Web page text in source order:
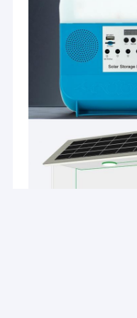
আমাদের সম্পর্কে
কারখানা ভ্রমণ
উদ্ধৃতির জন্য আবেদন
সোলার হোম লাইটিং সিস্টেম
আমরা যাই করি না কেন